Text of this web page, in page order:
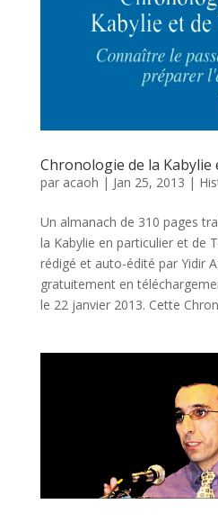
Chronologie de la Kabylie
par acaoh | Jan 25, 2013 |
Un almanach de 310 pages
la Kabylie en particulier et de
rédigé et auto-édité par Yidir
gratuitement en
le 22 janvier 2013. Cette